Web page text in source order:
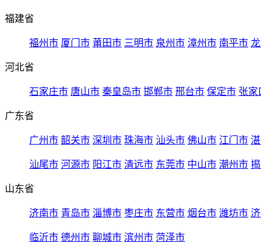
福建省
福州市 厦门市 莆田市 三明市 泉州市 漳州市 南平市
河北省
石家庄市 唐山市 秦皇岛市 邯郸市 邢台市 保定市 张家
广东省
广州市 韶关市 深圳市 珠海市 汕头市 佛山市 江门市
汕尾市 河源市 阳江市 清远市 东莞市 中山市 潮州市
山东省
济南市 青岛市 淄博市 枣庄市 东营市 烟台市 潍坊市
临沂市 德州市 聊城市 滨州市 菏泽市